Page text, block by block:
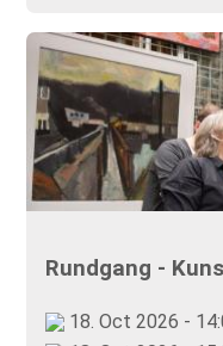
Rundgang -
18. Oct 2026 -